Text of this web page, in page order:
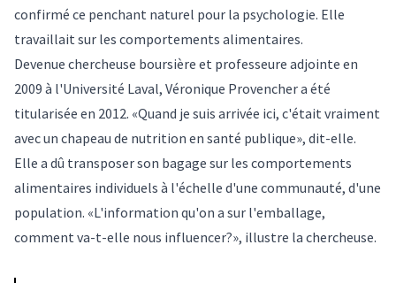
confirmé ce penchant naturel pour la psychologie. Elle
travaillait sur les comportements alimentaires.
Devenue chercheuse boursière et professeure adjointe en
2009 à l'Université Laval, Véronique Provencher a été
titularisée en 2012. «Quand je suis arrivée ici, c'était vraiment
avec un chapeau de nutrition en santé publique», dit-elle.
Elle a dû transposer son bagage sur les comportements
alimentaires individuels à l'échelle d'une communauté, d'une
population. «L'information qu'on a sur l'emballage,
comment va-t-elle nous influencer?», illustre la chercheuse.